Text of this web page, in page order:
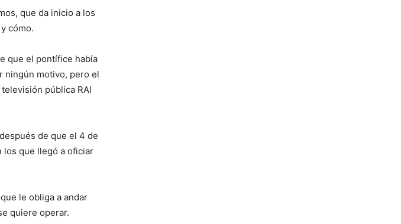
que da inicio a los
cómo.
que el pontífice había
ningún motivo, pero el
pública RAI
de que el 4 de
los que llegó a oficiar
le obliga a andar
quiere operar.